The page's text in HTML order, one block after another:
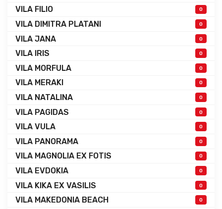
VILA FILIO 0
VILA DIMITRA PLATANI 0
VILA JANA 0
VILA IRIS 0
VILA MORFULA 0
VILA MERAKI 0
VILA NATALINA 0
VILA PAGIDAS 0
VILA VULA 0
VILA PANORAMA 0
VILA MAGNOLIA EX FOTIS 0
VILA EVDOKIA 0
VILA KIKA EX VASILIS 0
VILA MAKEDONIA BEACH 0